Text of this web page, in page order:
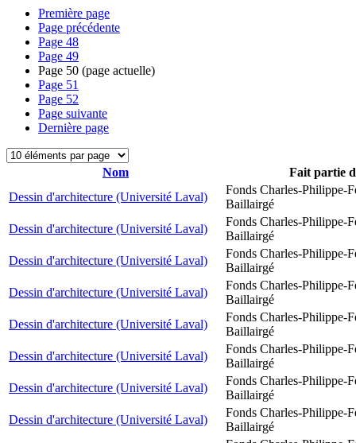
Première page
Page précédente
Page 48
Page 49
Page 50 (page actuelle)
Page 51
Page 52
Page suivante
Dernière page
Nom
Fait partie
Dessin d'architecture (Université Laval)
Fonds Charles-Philippe-
Baillairgé
Dessin d'architecture (Université Laval)
Fonds Charles-Philippe-
Baillairgé
Dessin d'architecture (Université Laval)
Fonds Charles-Philippe-
Baillairgé
Dessin d'architecture (Université Laval)
Fonds Charles-Philippe-
Baillairgé
Dessin d'architecture (Université Laval)
Fonds Charles-Philippe-
Baillairgé
Dessin d'architecture (Université Laval)
Fonds Charles-Philippe-
Baillairgé
Dessin d'architecture (Université Laval)
Fonds Charles-Philippe-
Baillairgé
Dessin d'architecture (Université Laval)
Fonds Charles-Philippe-
Baillairgé